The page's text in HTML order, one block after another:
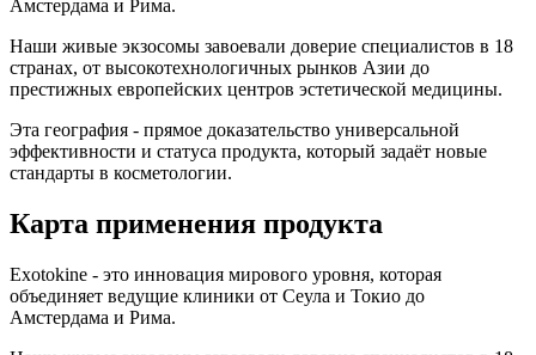
Амстердама и Рима.
Наши живые экзосомы завоевали доверие специалистов в 18
странах, от высокотехнологичных рынков Азии до
престижных европейских центров эстетической медицины.
Эта география - прямое доказательство универсальной
эффективности и статуса продукта, который задаёт новые
стандарты в косметологии.
Карта применения продукта
Exotokine - это инновация мирового уровня, которая
объединяет ведущие клиники от Сеула и Токио до
Амстердама и Рима.